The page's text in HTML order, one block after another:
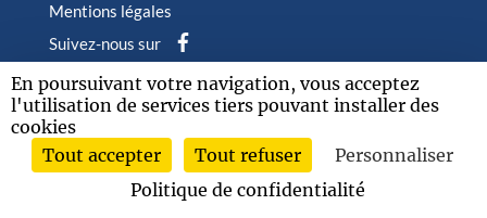
Mentions légales
Suivez-nous sur
2026 © Albin Michel Imaginaire - Tous droits réservés
En poursuivant votre navigation, vous acceptez
l'utilisation de services tiers pouvant installer des
cookies
Tout accepter
Tout refuser
Personnaliser
Politique de confidentialité